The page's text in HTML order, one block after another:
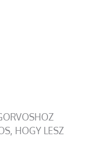
HOGY LESZ